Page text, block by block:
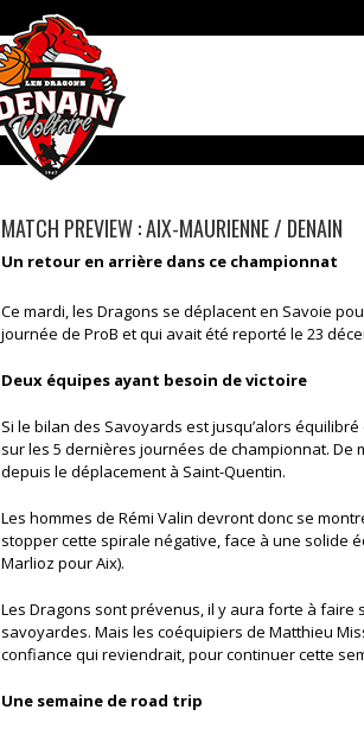
MATCH PREVIEW : AIX-MAURIENNE / DENAIN
Un retour en arrière dans ce championnat
Ce mardi, les Dragons se déplacent en Savoie
journée de ProB et qui avait été reporté le 23
Deux équipes ayant besoin de victoire
Si le bilan des Savoyards est jusqu’alors
sur les 5 dernières journées de championnat. De
depuis le déplacement à Saint-Quentin.
Les hommes de Rémi Valin devront donc se
stopper cette spirale négative, face à une solide
Marlioz pour Aix).
Les Dragons sont prévenus, il y aura forte à faire
savoyardes. Mais les coéquipiers de Matthieu
confiance qui reviendrait, pour continuer cette
Une semaine de road trip